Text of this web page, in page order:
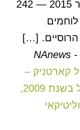
במאי 2014 עד ה-22 בינואר 2015 — 242
הרוסיים. […]
NAnews
קארטניק –
מאוקראינה, שעבר לישראל בשנת 2009,